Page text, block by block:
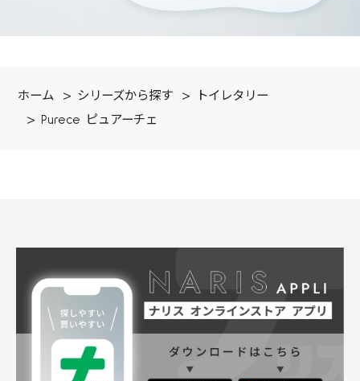
ホーム > シリーズから探す >
トイレタリー
>
Purece ピュアーチェ